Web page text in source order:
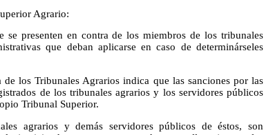
Agrario:
presenten en contra de los miembros de los tribunales
que deban aplicarse en caso de determinárseles
los Tribunales Agrarios indica que las sanciones por las
de los tribunales agrarios y los servidores públicos
Tribunal Superior.
agrarios y demás servidores públicos de éstos, son